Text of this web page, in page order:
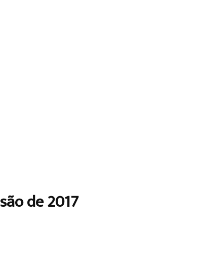
de 2017